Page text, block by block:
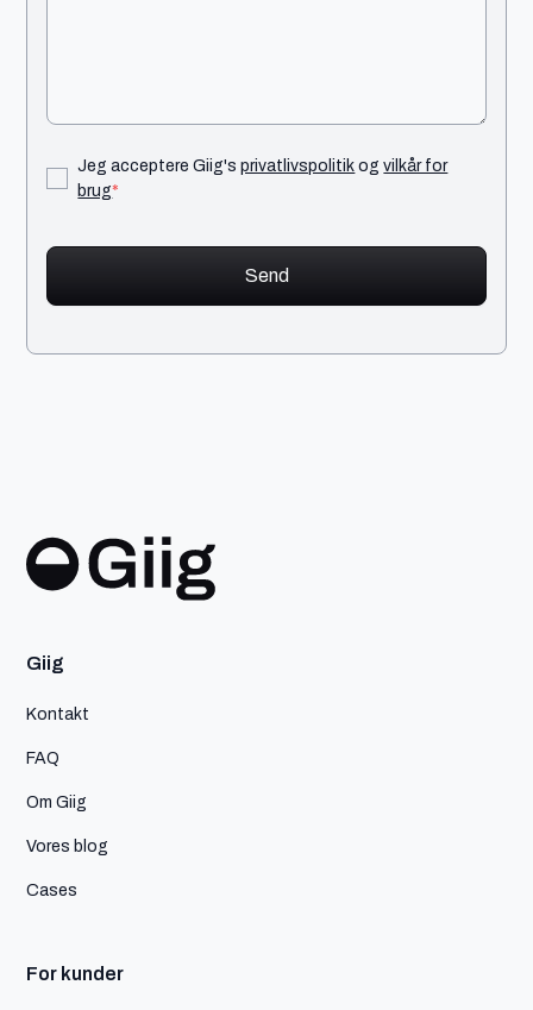
Jeg acceptere Giig'sprivatlivspolitikogvilkår for
brug*
Giig
Kontakt
FAQ
Om Giig
Vores blog
Cases
For kunder